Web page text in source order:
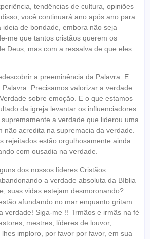
tendências de cultura, opiniões
você continuará ano após ano para
ideia de bondade, embora não seja
me que tantos cristãos querem os
Deus, mas com a ressalva de que eles
a preeminência da Palavra. E
Precisamos valorizar a verdade
sobre emoção. E o que estamos
da igreja levantar os influenciadores
a verdade que liderou uma
não acredita na supremacia da verdade.
rejeitados estão orgulhosamente ainda
com ousadia na verdade.
dos nossos líderes Cristãos
a verdade absoluta da Bíblia
suas vidas estejam desmoronando?
afundando no mar enquanto gritam
verdade! Siga-me !! ”Irmãos e irmãs na fé
mestres, líderes de louvor,
imploro, por favor por favor, em sua